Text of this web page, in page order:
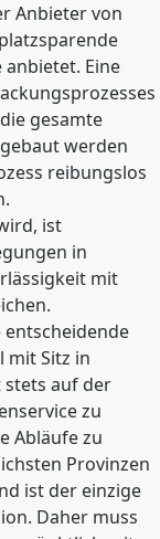
Anbieter von
Eine
gesamte
werden
reibungslos
ist
in
mit
mit Sitz in
stets auf der
zu
Abläufe zu
Provinzen
ist der einzige
Daher muss